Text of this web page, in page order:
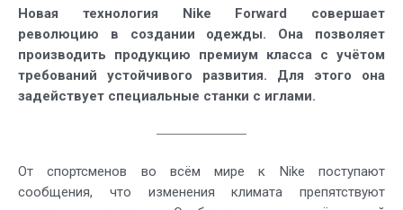
Новая технология Nike Forward совершает
революцию в создании одежды. Она позволяет
производить продукцию премиум класса с учётом
требований устойчивого развития. Для этого она
задействует специальные станки с иглами.
От спортсменов во всём мире к Nike поступают
сообщения, что изменения климата препятствуют